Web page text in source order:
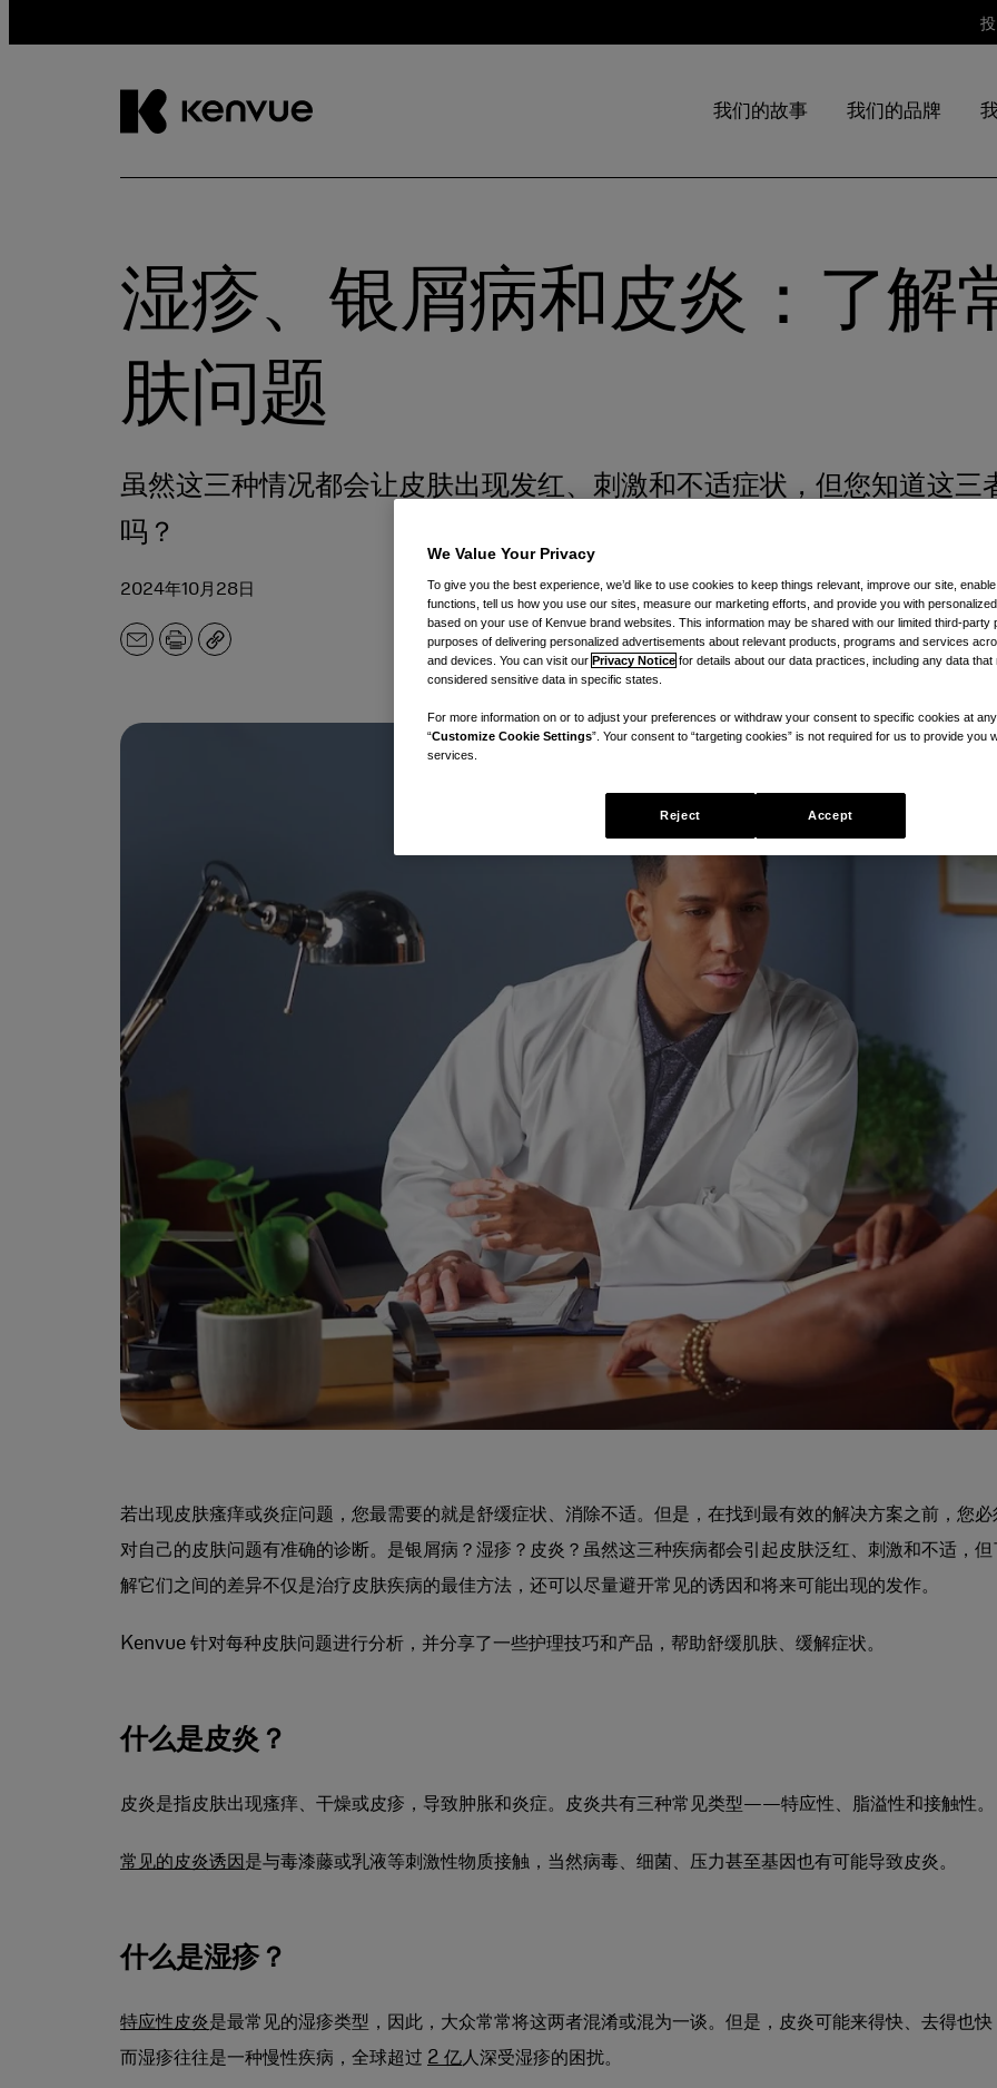
我们的故事 我们的品牌
湿疹、银屑病和皮炎：了解
肤问题
虽然这三种情况都会让皮肤出现发红、刺激和不适症状，但您知道这三
吗？
2024年10月28日
电
打
副
若出现皮肤瘙痒或炎症问题，您最需要的就是舒缓症状、消除不适。但是，在找到最有效的解决方案之前，您必
对自己的皮肤问题有准确的诊断。是银屑病？湿疹？皮炎？虽然这三种疾病都会引起皮肤泛红、刺激和不适，但
解它们之间的差异不仅是治疗皮肤疾病的最佳方法，还可以尽量避开常见的诱因和将来可能出现的发作。
Kenvue 针对每种皮肤问题进行分析，并分享了一些护理技巧和产品，帮助舒缓肌肤、缓解症状。
什么是皮炎？
皮炎是指皮肤出现瘙痒、干燥或皮疹，导致肿胀和炎症。皮炎共有三种常见类型——特应性、脂溢性和接触性。
常见的皮炎诱因 是与毒漆藤或乳液等刺激性物质接触，当然病毒、细菌、压力甚至基因也有可能导致皮炎。
什么是湿疹？
特应性皮炎是最常见的湿疹类型，因此，大众常常将这两者混淆或混为一谈。但是，皮炎可能来得快、去得也快
而湿疹往往是一种慢性疾病，全球超过 2 亿 人深受湿疹的困扰。
We Value Your Privacy
To give you the best experience, we’d like to use cookies to keep things relevant, improve our site,
functions, tell us how you use our sites, measure our marketing efforts, and provide you with
based on your use of Kenvue brand websites. This information may be shared with our limited third-party
purposes of delivering personalized advertisements about relevant products, programs and services
and devices. You can visit our Privacy Notice for details about our data practices, including any data that
considered sensitive data in specific states.
For more information on or to adjust your preferences or withdraw your consent to specific cookies at
“Customize Cookie Settings”. Your consent to “targeting cookies” is not required for us to provide you
services.
Reject Accept